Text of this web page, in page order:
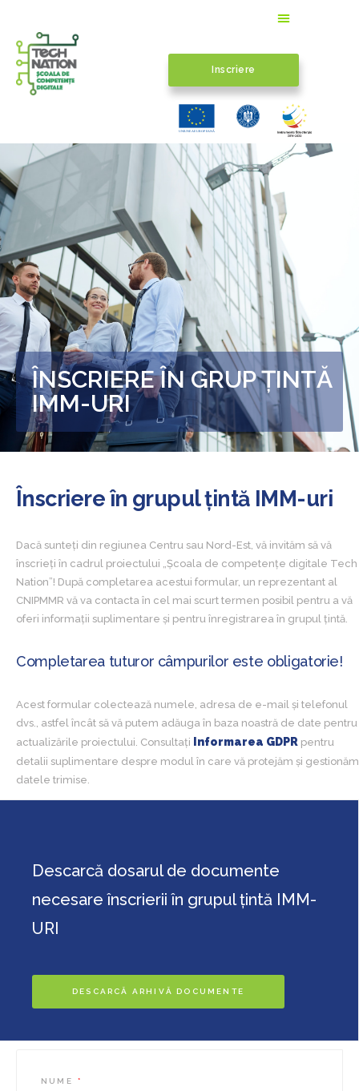
Inscriere
UNIUNEAEUROPEANĂ
ÎNSCRIERE ÎN GRUP ȚINTĂ
IMM-URI
Înscriere în grupul țintă IMM-uri
Dacă sunteți din regiunea Centru sau Nord-Est, vă invităm să vă
înscrieți în cadrul proiectului „Școala de competențe digitale Tech
Nation”! După completarea acestui formular, un reprezentant al
CNIPMMR vă va contacta în cel mai scurt termen posibil pentru a vă
oferi informații suplimentare și pentru înregistrarea în grupul țintă.
Completarea tuturor câmpurilor este obligatorie!
Acest formular colectează numele, adresa de e-mail și telefonul
dvs., astfel încât să vă putem adăuga în baza noastră de date pentru
actualizările proiectului. Consultați
Informarea GDPR pentru
detalii suplimentare despre modul în care vă protejăm și gestionăm
datele trimise.
Descarcă dosarul de documente
necesare înscrierii în grupul țintă IMM-
URI
DESCARCĂ ARHIVĂ DOCUMENTE
NUME